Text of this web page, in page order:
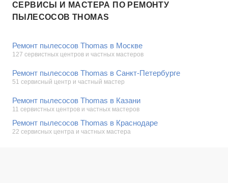
СЕРВИСЫ И МАСТЕРА ПО РЕМОНТУ
ПЫЛЕСОСОВ THOMAS
Ремонт пылесосов Thomas в Москве
127 сервистных центров и частных мастеров
Ремонт пылесосов Thomas в Санкт-Петербурге
51 сервисный центр и частный мастер
Ремонт пылесосов Thomas в Казани
11 сервистных центров и частных мастеров
Ремонт пылесосов Thomas в Краснодаре
22 сервисных центра и частных мастера